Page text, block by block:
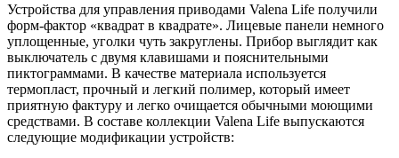
Устройства для управления приводами Valena Life получили
форм-фактор «квадрат в квадрате». Лицевые панели немного
уплощенные, уголки чуть закруглены. Прибор выглядит как
выключатель с двумя клавишами и пояснительными
пиктограммами. В качестве материала используется
термопласт, прочный и легкий полимер, который имеет
приятную фактуру и легко очищается обычными моющими
средствами. В составе коллекции Valena Life выпускаются
следующие модификации устройств: